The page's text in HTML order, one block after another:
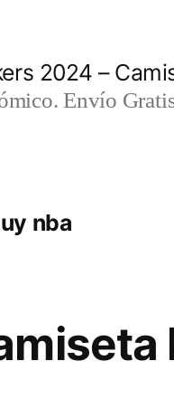
2024 –
Envío
nba